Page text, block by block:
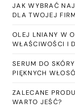
JAK WYBRAĆ
DLA TWOJEJ
OLEJ LNIANY W
WŁAŚCIWOŚCI I
SERUM DO
PIĘKNYCH
ZALECANE
WARTO JEŚĆ?